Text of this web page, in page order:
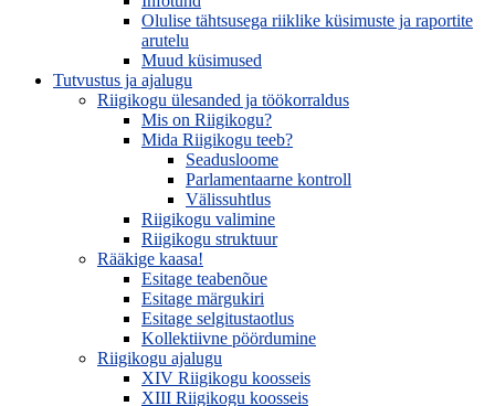
Olulise tähtsusega riiklike küsimuste ja raportite
arutelu
Muud küsimused
Tutvustus ja ajalugu
Riigikogu ülesanded ja töökorraldus
Mis on Riigikogu?
Mida Riigikogu teeb?
Seadusloome
Parlamentaarne kontroll
Välissuhtlus
Riigikogu valimine
Riigikogu struktuur
Rääkige kaasa!
Esitage teabenõue
Esitage märgukiri
Esitage selgitustaotlus
Kollektiivne pöördumine
Riigikogu ajalugu
XIV Riigikogu koosseis
XIII Riigikogu koosseis